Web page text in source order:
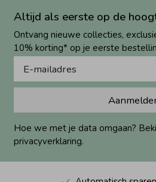
Altijd als eerste op de
Ontvang nieuwe collecties,
10% korting* op je eerste
Hoe we met je data omgaan?
privacyverklaring.